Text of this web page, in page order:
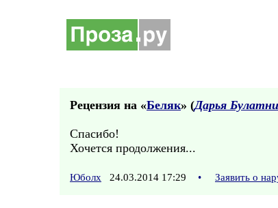
Рецензия на «Беляк» (Дарья
Спасибо!
Хочется продолжения...
Юболх 24.03.2014 17:29 • Заявить о